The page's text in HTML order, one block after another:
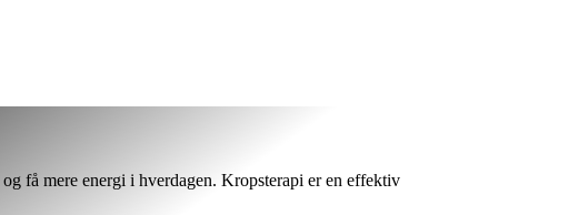
få mere energi i hverdagen. Kropsterapi er en effektiv